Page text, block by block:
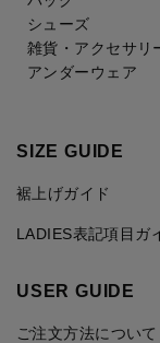
シューズ
雑貨・アクセサリ
アンダーウェア
SIZE GUIDE
裾上げガイド
LADIES表記項目ガ
USER GUIDE
ご注文方法について